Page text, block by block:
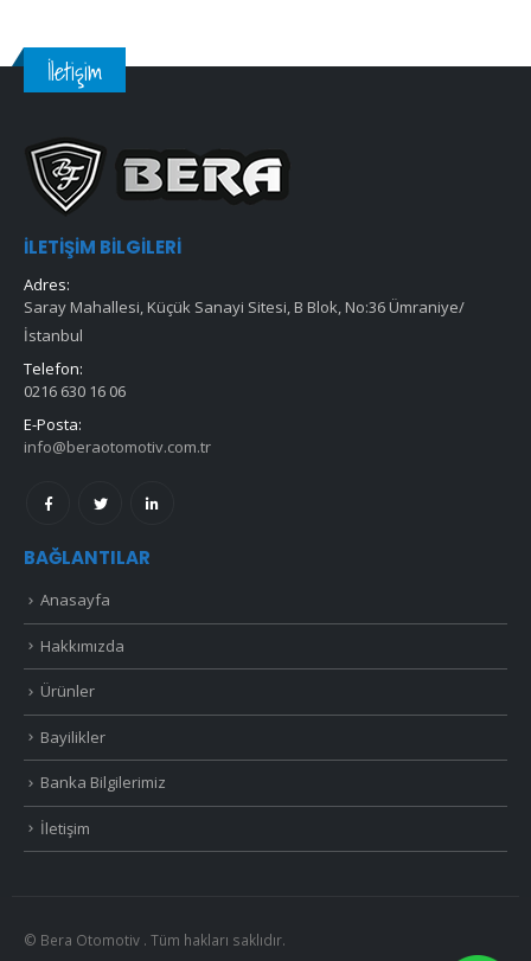
İletişim
İLETIŞIM BILGILERI
Adres:
Saray Mahallesi, Küçük Sanayi Sitesi, B Blok, No:36 Ümraniye/
İstanbul
Telefon:
0216 630 16 06
E-Posta:
info@beraotomotiv.com.tr
BAĞLANTILAR
Anasayfa
Hakkımızda
Ürünler
Bayilikler
Banka Bilgilerimiz
İletişim
© Bera Otomotiv . Tüm hakları saklıdır.